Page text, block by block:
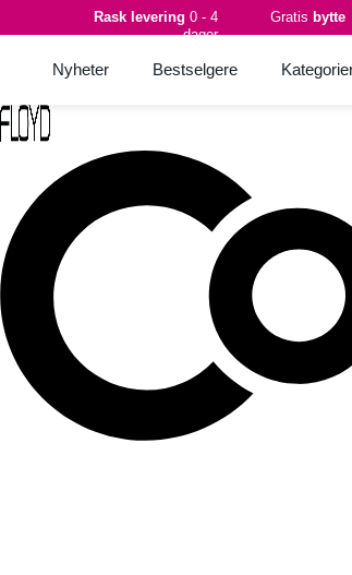
Rask levering 0 - 4
dager
Gratis bytte
Nyheter Bestselgere